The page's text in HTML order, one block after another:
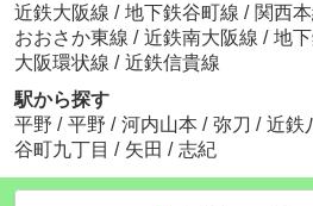
近鉄大阪線 / 地下鉄谷町線 / 関西
おおさか東線 / 近鉄南大阪線 / 地
大阪環状線 / 近鉄信貴線
駅から探す
平野 / 平野 / 河内山本 / 弥刀 / 近鉄
谷町九丁目 / 矢田 / 志紀